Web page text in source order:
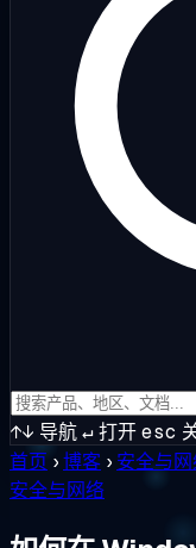
↑↓ 导航↵打开esc
首页 ›博客 › 安全与
安全与网络